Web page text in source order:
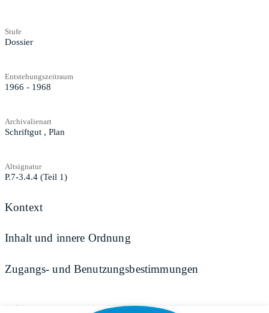
Stufe
Dossier
Entstehungszeitraum
1966 - 1968
Archivalienart
Schriftgut , Plan
Altsignatur
P.7-3.4.4 (Teil 1)
Kontext
Inhalt und innere Ordnung
Zugangs- und Benutzungsbestimmungen
Teilen